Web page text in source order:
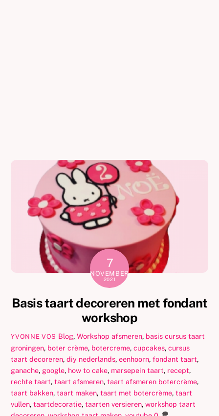
7
NOVEMBER
2021
Basis taart decoreren met fondant
workshop
YVONNE VOS Blog, Workshop afsmeren, basis cursus taart
groningen, boter crème, botercreme,cupcakes,cursus
taart decoreren,diy nederlands,eenhoorn,fondant taart,
ganache, google, how to cake, marsepein taart, recept,
rechte taart,taart afsmeren,taart afsmeren botercrème,
taart bakken,taart maken,taart met botercrème,taart
vullen,taartdecoratie,taarten versieren,workshop taart